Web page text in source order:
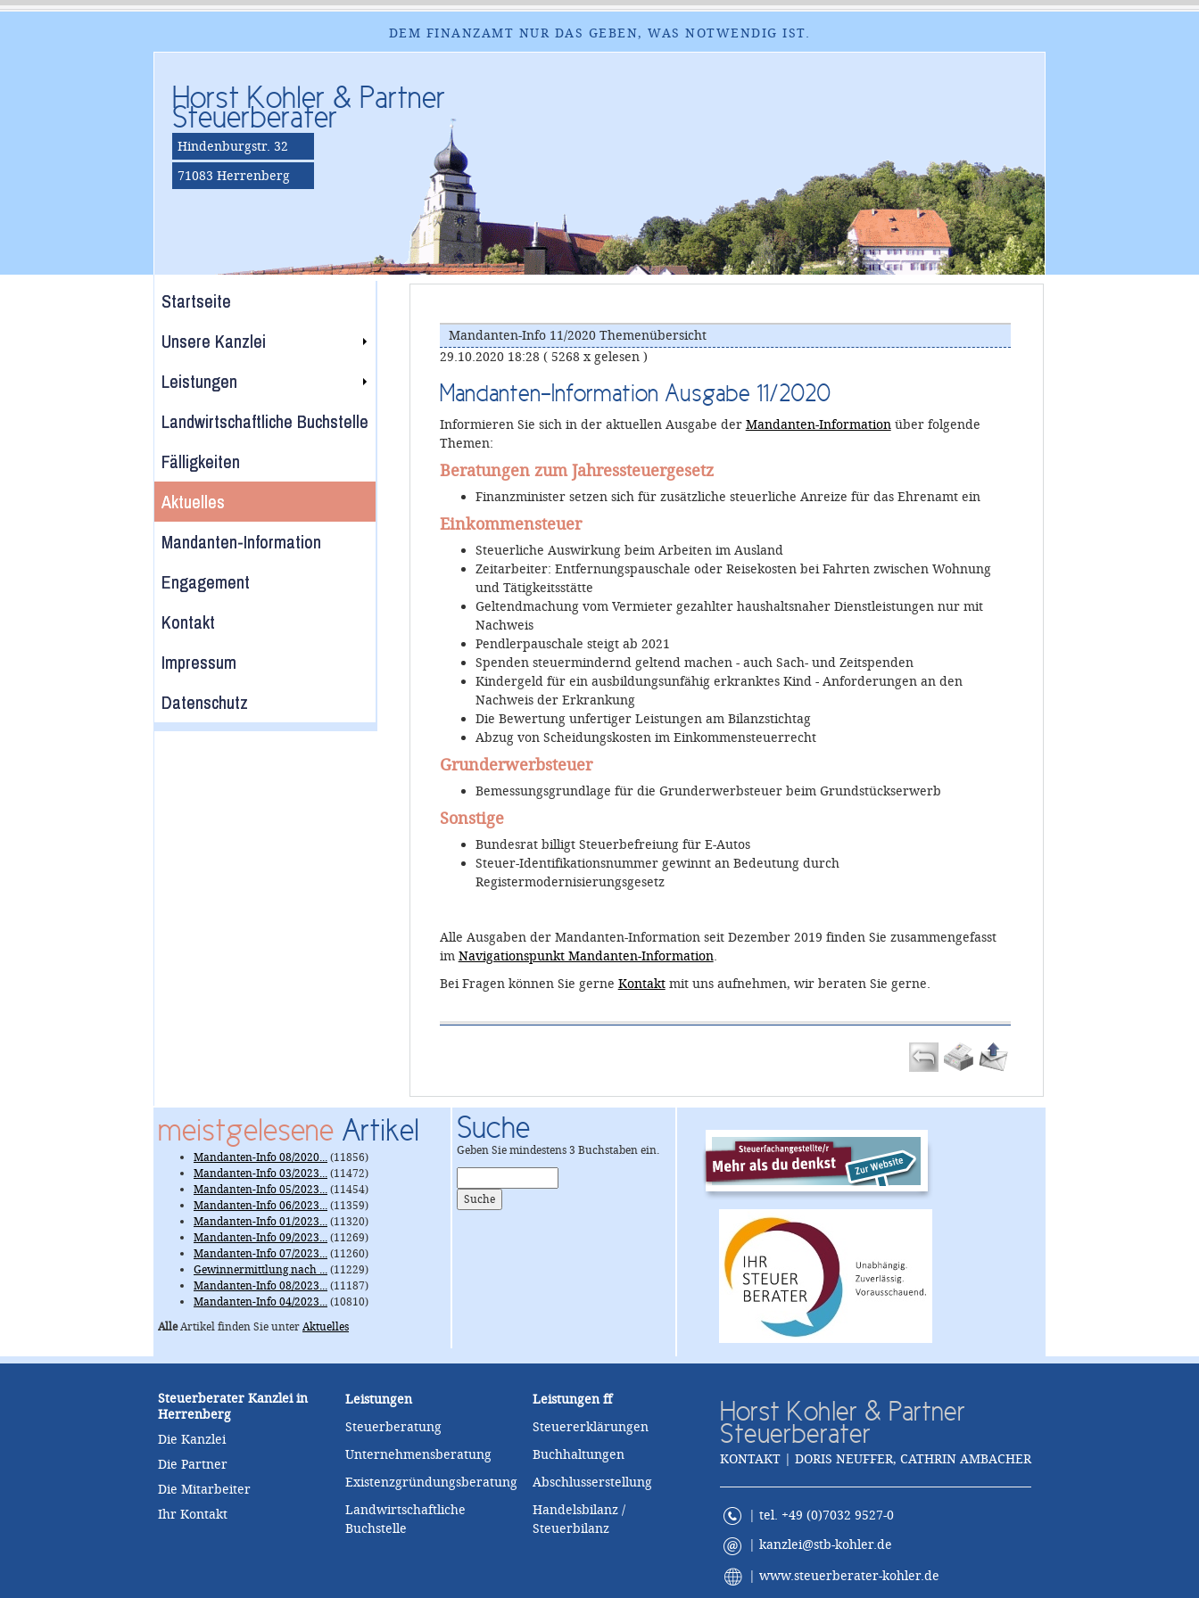
DEM FINANZAMT NUR DAS GEBEN, WAS NOTWENDIG IST.
Horst Kohler & Partner
Steuerberater
Hindenburgstr. 32
71083 Herrenberg
Startseite
Unsere Kanzlei
Leistungen
Landwirtschaftliche Buchstelle
Fälligkeiten
Aktuelles
Mandanten-Information
Engagement
Kontakt
Impressum
Datenschutz
Mandanten-Info 11/2020 Themenübersicht
29.10.2020 18:28 ( 5268 x gelesen )
Mandanten-Information Ausgabe 11/2020
Informieren Sie sich in der aktuellen Ausgabe der Mandanten-Informationüber folgende
Themen:
Beratungen zum Jahressteuergesetz
Finanzminister setzen sich für zusätzliche steuerliche Anreize für das Ehrenamt ein
Einkommensteuer
Steuerliche Auswirkung beim Arbeiten im Ausland
Zeitarbeiter: Entfernungspauschale oder Reisekosten bei Fahrten zwischen Wohnung
und Tätigkeitsstätte
Geltendmachung vom Vermieter gezahlter haushaltsnaher Dienstleistungen nur mit
Nachweis
Pendlerpauschale steigt ab 2021
Spenden steuermindernd geltend machen - auch Sach- und Zeitspenden
Kindergeld für ein ausbildungsunfähig erkranktes Kind - Anforderungen an den
Nachweis der Erkrankung
Die Bewertung unfertiger Leistungen am Bilanzstichtag
Abzug von Scheidungskosten im Einkommensteuerrecht
Grunderwerbsteuer
Bemessungsgrundlage für die Grunderwerbsteuer beim Grundstückserwerb
Sonstige
Bundesrat billigt Steuerbefreiung für E-Autos
Steuer-Identifikationsnummer gewinnt an Bedeutung durch
Registermodernisierungsgesetz
Alle Ausgaben der Mandanten-Information seit Dezember 2019 finden Sie zusammengefasst
im Navigationspunkt Mandanten-Information.
Bei Fragen können Sie gerne Kontaktmit uns aufnehmen, wir beraten Sie gerne.
meistgelesene Artikel
Mandanten-Info 08/2020...(11856)
Mandanten-Info 03/2023...(11472)
Mandanten-Info 05/2023...(11454)
Mandanten-Info 06/2023...(11359)
Mandanten-Info 01/2023...(11320)
Mandanten-Info 09/2023...(11269)
Mandanten-Info 07/2023...(11260)
Gewinnermittlung nach ...(11229)
Mandanten-Info 08/2023...(11187)
Mandanten-Info 04/2023...(10810)
AlleArtikel finden Sie unterAktuelles
Suche
Geben Sie mindestens 3 Buchstaben ein.
Steuerberater Kanzlei in
Herrenberg
Die Kanzlei
Die Partner
Die Mitarbeiter
Ihr Kontakt
Leistungen
Steuerberatung
Unternehmensberatung
Existenzgründungsberatung
Landwirtschaftliche
Buchstelle
Leistungenff
Steuererklärungen
Buchhaltungen
Abschlusserstellung
Handelsbilanz /
Steuerbilanz
Horst Kohler & Partner
Steuerberater
KONTAKT | DORIS NEUFFER, CATHRIN AMBACHER
| tel. +49 (0)7032 9527-0
kanzlei@stb-kohler.de
| www.steuerberater-kohler.de